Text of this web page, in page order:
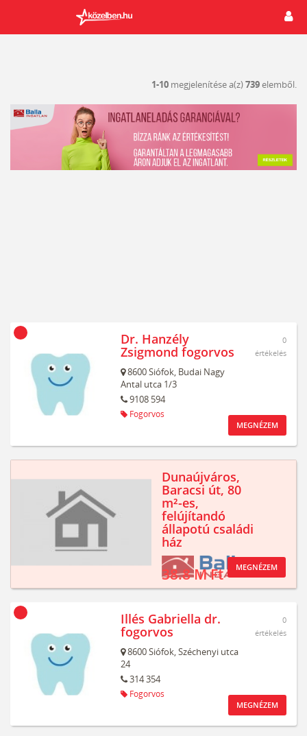
1-10 megjelenítése a(z)739elemből.
Dr. Hanzély
Zsigmond fogorvos
8600Siófok, Budai Nagy
Antal utca 1/3
9108 594
Fogorvos
0
értékelés
MEGNÉZEM
Dunaújváros,
Baracsi út, 80
m²-es,
felújítandó
állapotú családi
ház
38.8 M Ft MEGNÉZEM
Illés Gabriella dr.
fogorvos
8600Siófok,Széchenyi utca
24
314 354
Fogorvos
0
értékelés
MEGNÉZEM